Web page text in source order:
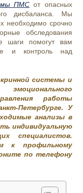
ПМС от опасных
дисбаланса. Мы
необходимо срочно
обследования
шаги помогут вам
и контроль над
системы и
работы
Петербурге. У
анализы в
индивидуальную
специалистов.
к профильному
по телефону